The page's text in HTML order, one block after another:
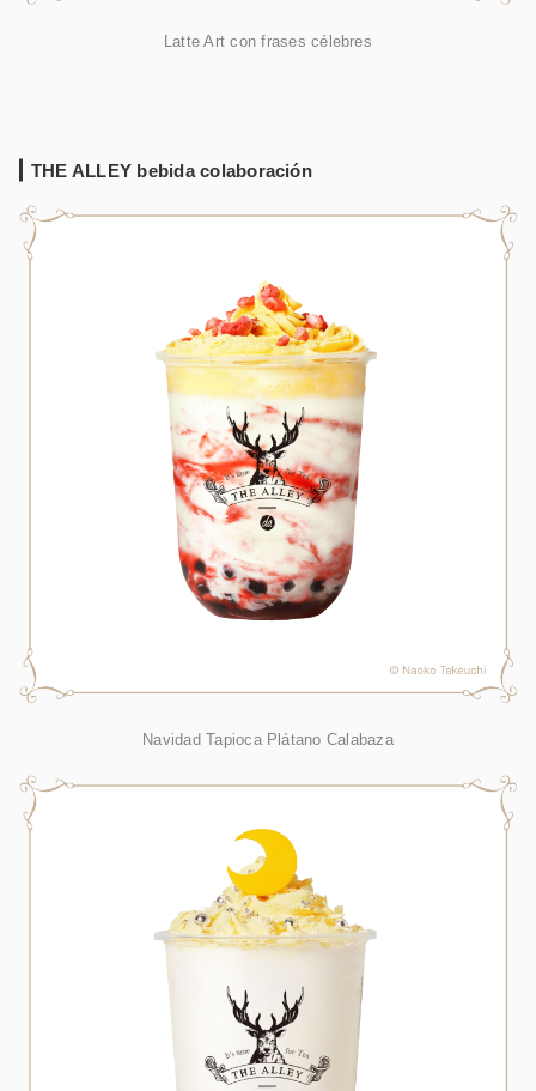
Latte Art con frases célebres
THE ALLEY bebida colaboración
Navidad Tapioca Plátano Calabaza